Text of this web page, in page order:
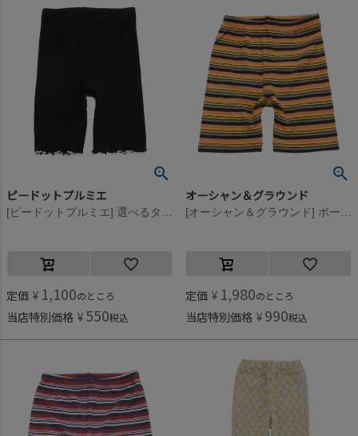
ピードットプルミエ
[ピードットプルミエ] 選べるタイプイロチ買いしたいハーフスパッツ ブラック(BK)
定価 ¥ 1,100のところ
当店特別価格 ¥ 550税込
オーシャン＆グラウンド
[オーシャン＆グラウンド] ボーダーサイクルショーツ オレンジ(OR)
定価 ¥ 1,980のところ
当店特別価格 ¥ 990税込